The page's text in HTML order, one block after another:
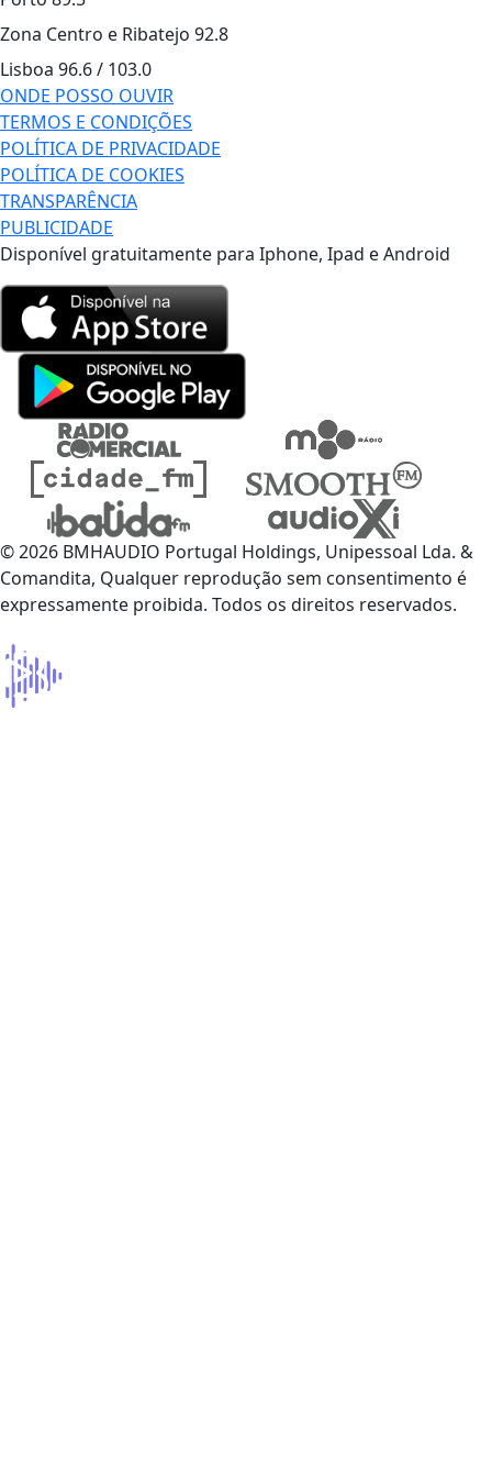
Zona Centro e Ribatejo 92.8
Lisboa 96.6 / 103.0
ONDE POSSO OUVIR
TERMOS E CONDIÇÕES
POLÍTICA DE PRIVACIDADE
POLÍTICA DE COOKIES
TRANSPARÊNCIA
PUBLICIDADE
Disponível gratuitamente para Iphone, Ipad e Android
© 2026 BMHAUDIO Portugal Holdings, Unipessoal Lda. &
Comandita, Qualquer reprodução sem consentimento é
expressamente proibida. Todos os direitos reservados.